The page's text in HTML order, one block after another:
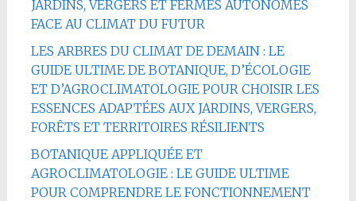
JARDINS, VERGERS ET FERMES AUTONOMES
FACE AU CLIMAT DU FUTUR
LES ARBRES DU CLIMAT DE DEMAIN : LE
GUIDE ULTIME DE BOTANIQUE, D’ÉCOLOGIE
ET D’AGROCLIMATOLOGIE POUR CHOISIR LES
ESSENCES ADAPTÉES AUX JARDINS, VERGERS,
FORÊTS ET TERRITOIRES RÉSILIENTS
BOTANIQUE APPLIQUÉE ET
AGROCLIMATOLOGIE : LE GUIDE ULTIME
POUR COMPRENDRE LE FONCTIONNEMENT